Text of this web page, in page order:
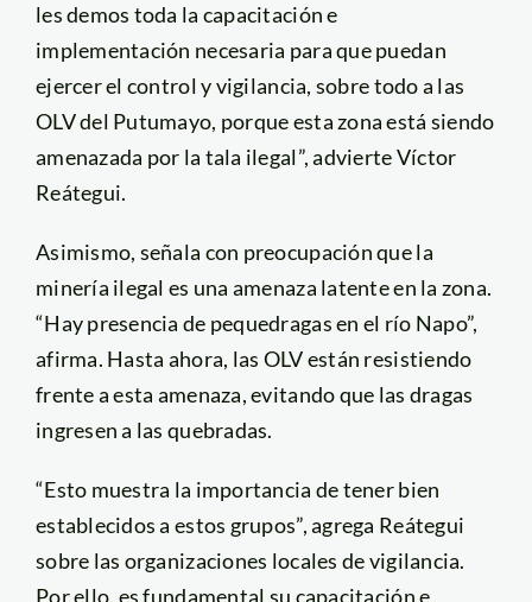
les demos toda la capacitación e
implementación necesaria para que puedan
ejercer el control y vigilancia, sobre todo a las
OLV del Putumayo, porque esta zona está siendo
amenazada por la tala ilegal”, advierte Víctor
Reátegui.
Asimismo, señala con preocupación que la
minería ilegal es una amenaza latente en la zona.
“Hay presencia de pequedragas en el río Napo”,
afirma. Hasta ahora, las OLV están resistiendo
frente a esta amenaza, evitando que las dragas
ingresen a las quebradas.
“Esto muestra la importancia de tener bien
establecidos a estos grupos”, agrega Reátegui
sobre las organizaciones locales de vigilancia.
Por ello, es fundamental su capacitación e